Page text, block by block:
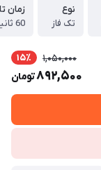
نوع
تک فاز
زمان
60 ثانیه
1,050,000 15٪
892,500تومان